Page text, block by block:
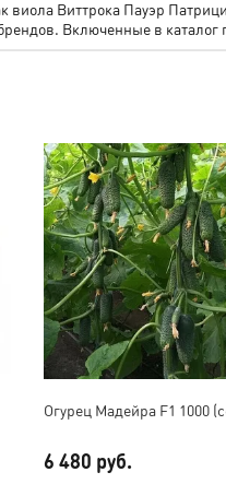
виола Виттрока Пауэр
Включенные в
Огурец Мадейра F1 1000
6 480 руб.